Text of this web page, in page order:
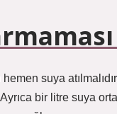
suya
bir litre suya